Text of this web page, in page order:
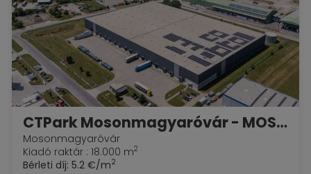
CTPark Mosonmagyaróvár - MOSN 01
Mosonmagyaróvár
Kiadó raktár : 18.000 m2
Bérleti díj: 5.2 €/m2